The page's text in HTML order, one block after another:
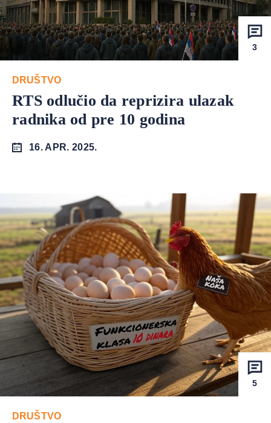
3
DRUŠTVO
RTS odlučio da reprizira ulazak
radnika od pre 10 godina
16. APR. 2025.
5
DRUŠTVO